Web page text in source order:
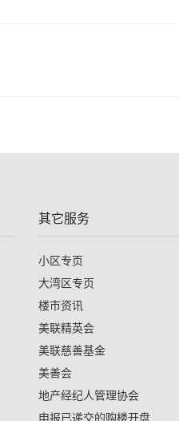
其它服务
小区专页
大湾区专页
楼市资讯
美联精英会
美联慈善基金
美善会
地产经纪人管理协会
申报已递交的购楼开盘